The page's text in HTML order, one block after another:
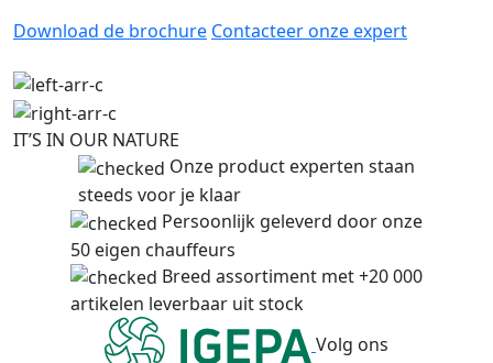
Download de brochure Contacteer onze expert
IT’S IN OUR NATURE
Onze product experten staan
steeds voor je klaar
Persoonlijk geleverd door onze
50 eigen chauffeurs
Breed assortiment met +20 000
artikelen leverbaar uit stock
Volg ons